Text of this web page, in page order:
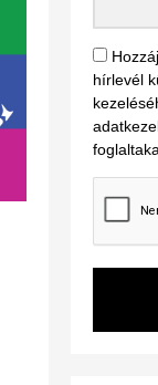
hírlevél